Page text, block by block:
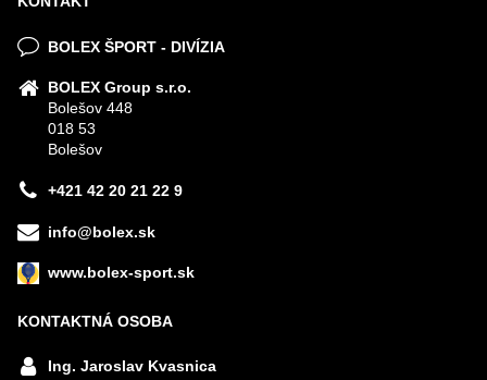
BOLEX ŠPORT - DIVÍZIA
BOLEX Group s.r.o.
Bolešov 448
018 53
Bolešov
+421 42 20 21 22 9
info@bolex.sk
www.bolex-sport.sk
KONTAKTNÁ OSOBA
Ing. Jaroslav Kvasnica